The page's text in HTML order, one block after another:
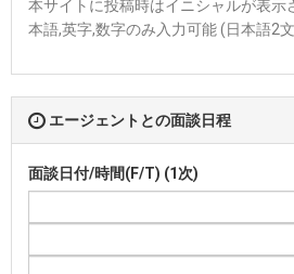
本サイトに投稿時はイニシャルが表示
本語,英字,数字のみ入力可能 (日本語2
エージェントとの面談日程
面談日付/時間(F/T) (1次)